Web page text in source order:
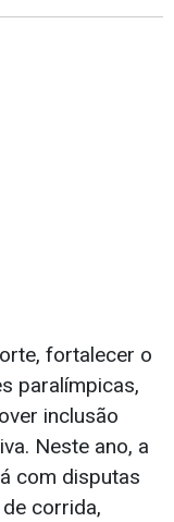
fortalecer o
paralímpicas,
inclusão
Neste ano, a
com disputas
corrida,